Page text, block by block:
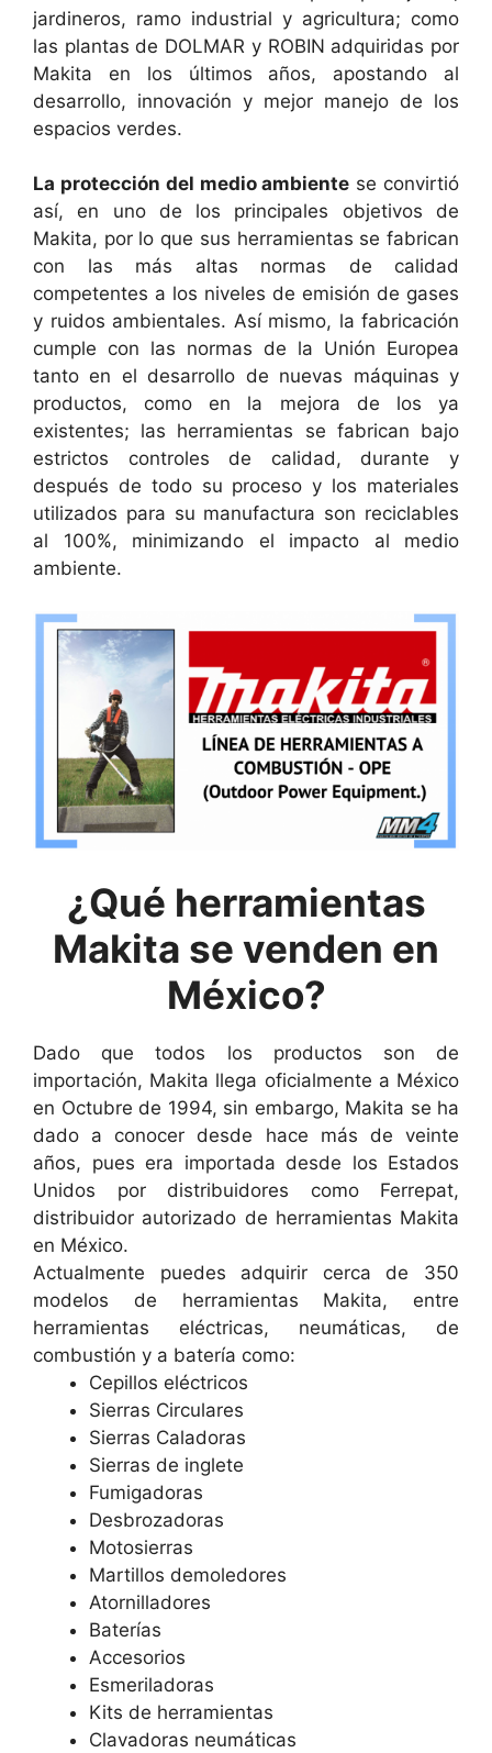
jardineros, ramo industrial y agricultura; como
las plantas de DOLMAR y ROBIN adquiridas por
Makita en los últimos años, apostando al
desarrollo, innovación y mejor manejo de los
espacios verdes.
La protección del medio ambiente se convirtió
así, en uno de los principales objetivos de
Makita, por lo que sus herramientas se fabrican
con las más altas normas de calidad
competentes a los niveles de emisión de gases
y ruidos ambientales. Así mismo, la fabricación
cumple con las normas de la Unión Europea
tanto en el desarrollo de nuevas máquinas y
productos, como en la mejora de los ya
existentes; las herramientas se fabrican bajo
estrictos controles de calidad, durante y
después de todo su proceso y los materiales
utilizados para su manufactura son reciclables
al 100%, minimizando el impacto al medio
ambiente.
¿Qué herramientas
Makita se venden en
México?
Dado que todos los productos son de
importación, Makita llega oficialmente a México
en Octubre de 1994, sin embargo, Makita se ha
dado a conocer desde hace más de veinte
años, pues era importada desde los Estados
Unidos por distribuidores como Ferrepat,
distribuidor autorizado de herramientas Makita
en México.
Actualmente puedes adquirir cerca de 350
modelos de herramientas Makita, entre
herramientas eléctricas, neumáticas, de
combustión y a batería como:
Cepillos eléctricos
Sierras Circulares
Sierras Caladoras
Sierras de inglete
Fumigadoras
Desbrozadoras
Motosierras
Martillos demoledores
Atornilladores
Baterías
Accesorios
Esmeriladoras
Kits de herramientas
Clavadoras neumáticas